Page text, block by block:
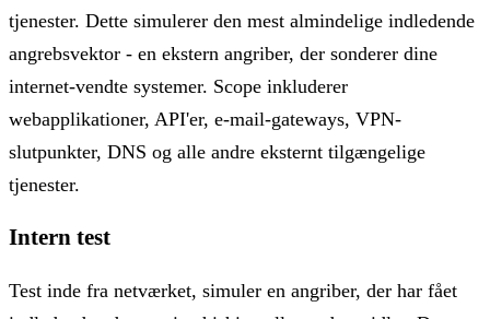
tjenester. Dette simulerer den mest almindelige indledende
angrebsvektor - en ekstern angriber, der sonderer dine
internet-vendte systemer. Scope inkluderer
webapplikationer, API'er, e-mail-gateways, VPN-
slutpunkter, DNS og alle andre eksternt tilgængelige
tjenester.
Intern test
Test inde fra netværket, simuler en angriber, der har fået